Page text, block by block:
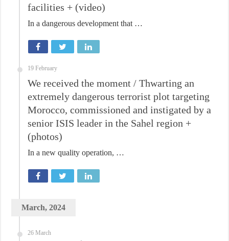
facilities + (video)
In a dangerous development that …
19 February
We received the moment / Thwarting an
extremely dangerous terrorist plot targeting
Morocco, commissioned and instigated by a
senior ISIS leader in the Sahel region +
(photos)
In a new quality operation, …
March, 2024
26 March